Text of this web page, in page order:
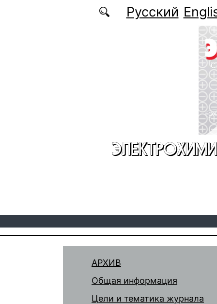
Перейти к основному содержаниюРусский
АРХИВ
Общая информация
Цели и тематика журнала